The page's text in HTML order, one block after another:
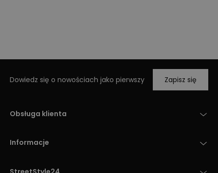
Dowiedz się o nowościach jako pierwszy Zapisz się
Obsługa klienta
Informacje